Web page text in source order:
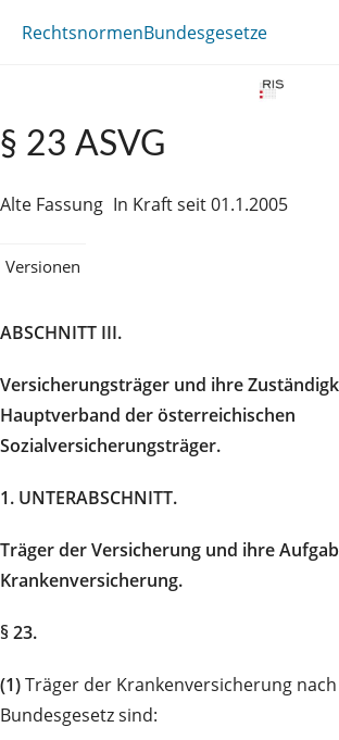
RechtsnormenBundesgesetze
§ 23 ASVG
Alte Fassung In Kraft seit 01.1.2005
Versionen
ABSCHNITT III.
Versicherungsträger und ihre
Hauptverband der österreichischen
Sozialversicherungsträger.
1. UNTERABSCHNITT.
Träger der Versicherung und ihre
Krankenversicherung.
§ 23.
(1)Träger der Krankenversicherung
Bundesgesetz sind: